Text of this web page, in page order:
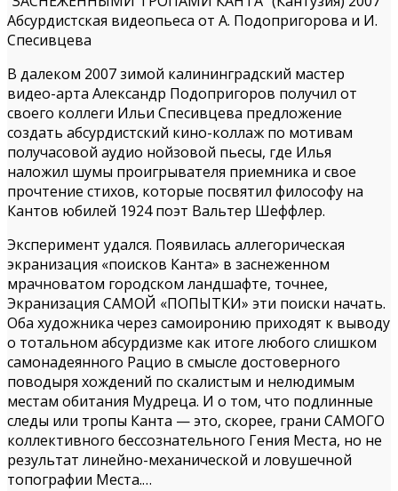
Абсурдистская видеопьеса от А. Подопригорова и И.
Спесивцева
В далеком 2007 зимой калининградский мастер
видео-арта Александр Подопригоров получил от
своего коллеги Ильи Спесивцева предложение
создать абсурдистский кино-коллаж по мотивам
получасовой аудио нойзовой пьесы, где Илья
наложил шумы проигрывателя приемника и свое
прочтение стихов, которые посвятил философу на
Кантов юбилей 1924 поэт Вальтер Шеффлер.
Эксперимент удался. Появилась аллегорическая
экранизация «поисков Канта» в заснеженном
мрачноватом городском ландшафте, точнее,
Экранизация САМОЙ «ПОПЫТКИ» эти поиски начать.
Оба художника через самоиронию приходят к выводу
о тотальном абсурдизме как итоге любого слишком
самонадеянного Рацио в смысле достоверного
поводыря хождений по скалистым и нелюдимым
местам обитания Мудреца. И о том, что подлинные
следы или тропы Канта — это, скорее, грани САМОГО
коллективного бессознательного Гения Места, но не
результат линейно-механической и ловушечной
топографии Места.…